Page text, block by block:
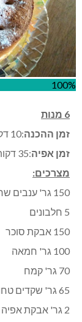
100%
6 מנות
זמן ההכנה:10 דקות
זמן אפיה:35 דקות
מצרכים:
150 גר' ענבים שחורים עדיפות לזן מוסקט
5 חלבונים
150 אבקת סוכר
100 גר' חמאה
70 גר' קמח
65 גר' שקדים טחונים דק
2 גר' אבקת אפיה